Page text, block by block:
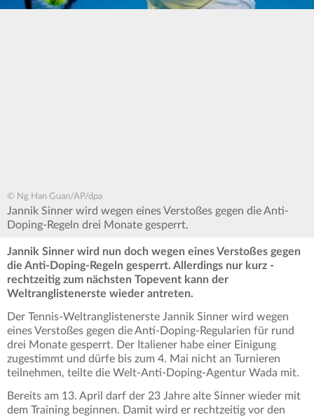
© Ng Han Guan/AP/dpa
Jannik Sinner wird wegen eines Verstoßes gegen die Anti-
Doping-Regeln drei Monate gesperrt.
Jannik Sinner wird nun doch wegen eines Verstoßes gegen
die Anti-Doping-Regeln gesperrt. Allerdings nur kurz -
rechtzeitig zum nächsten Topevent kann der
Weltranglistenerste wieder antreten.
Der Tennis-Weltranglistenerste Jannik Sinner wird wegen
eines Verstoßes gegen die Anti-Doping-Regularien für rund
drei Monate gesperrt. Der Italiener habe einer Einigung
zugestimmt und dürfe bis zum 4. Mai nicht an Turnieren
teilnehmen, teilte die Welt-Anti-Doping-Agentur Wada mit.
Bereits am 13. April darf der 23 Jahre alte Sinner wieder mit
dem Training beginnen. Damit wird er rechtzeitig vor den